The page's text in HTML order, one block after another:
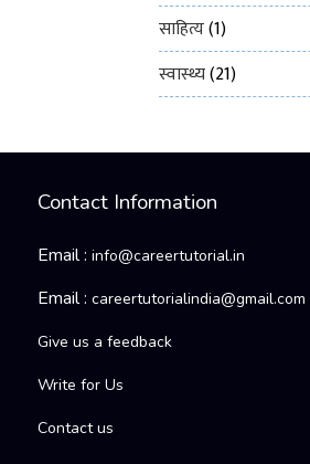
साहित्य(1)
स्वास्थ्य(21)
Contact Information
Email :info@careertutorial.in
Email :careertutorialindia@gmail.com
Give us a feedback
Write for Us
Contact us